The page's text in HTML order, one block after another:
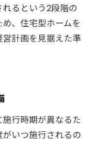
れるという2段階の
、住宅型ホームを
計画を見据えた準
行時期が異なるた
いつ施行されるの